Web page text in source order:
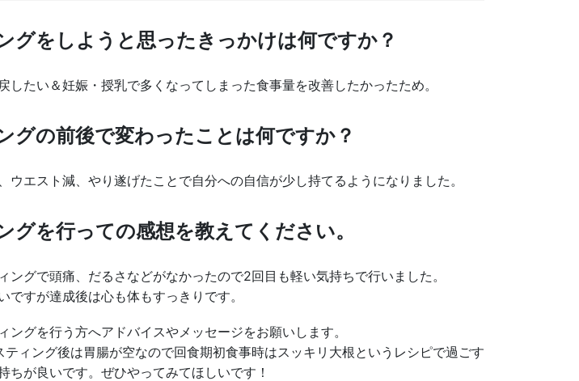
グをしようと思ったきっかけは何ですか？
したい＆妊娠・授乳で多くなってしまった食事量を改善したかったため。
グの前後で変わったことは何ですか？
ウエスト減、やり遂げたことで自分への自信が少し持てるようになりました。
グを行っての感想を教えてください。
ングで頭痛、だるさなどがなかったので2回目も軽い気持ちで行いました。
ですが達成後は心も体もすっきりです。
ングを行う方へアドバイスやメッセージをお願いします。
ティング後は胃腸が空なので回食期初食事時はスッキリ大根というレシピで過ごす
ちが良いです。ぜひやってみてほしいです！